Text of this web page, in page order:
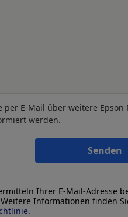
per E-Mail über weitere
werden.
Senden
Ihrer E-Mail-Adresse
Informationen finden
.